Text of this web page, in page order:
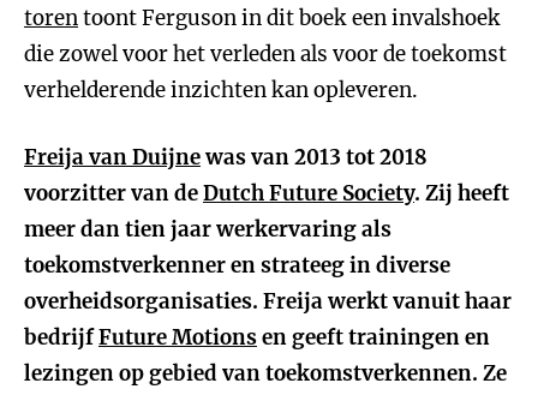
torentoont Ferguson in dit boek een invalshoek
die zowel voor het verleden als voor de toekomst
verhelderende inzichten kan opleveren.
Freija van Duijnewas van 2013 tot 2018
voorzitter van deDutch Future Society. Zij heeft
meer dan tien jaar werkervaring als
toekomstverkenner en strateeg in diverse
overheidsorganisaties. Freija werkt vanuit haar
bedrijfFuture Motionsen geeft trainingen en
lezingen op gebied van toekomstverkennen. Ze